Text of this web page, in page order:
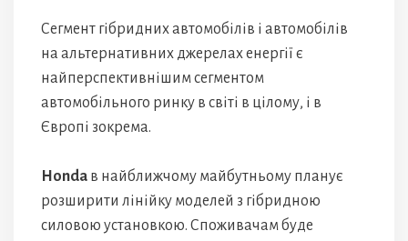
Сегмент гібридних автомобілів і автомобілів
на альтернативних джерелах енергії є
найперспективнішим сегментом
автомобільного ринку в світі в цілому, і в
Європі зокрема.
Honda в найближчому майбутньому планує
розширити лінійку моделей з гібридною
силовою установкою. Споживачам буде